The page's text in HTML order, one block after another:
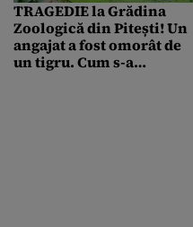
TRAGEDIE la Grădina
Zoologică din Pitești! Un
angajat a fost omorât de
un tigru. Cum s-a